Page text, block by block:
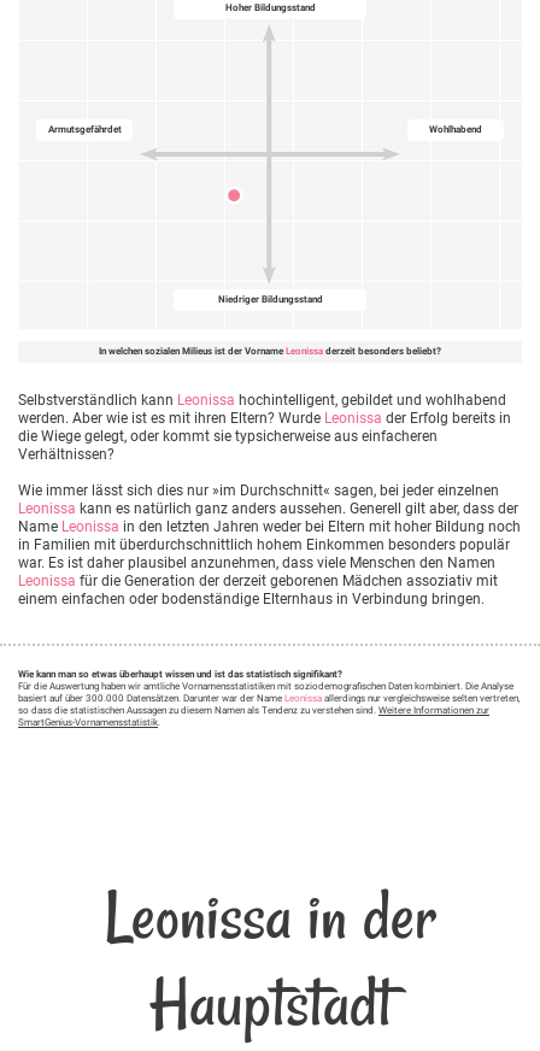
Hoher Bildungsstand
Wohlhabend
Niedriger Bildungsstand
Armutsgefährdet
In welchen sozialen Milieus ist der Vorname Leonissa derzeit besonders beliebt?
Selbstverständlich kann Leonissa hochintelligent, gebildet und wohlhabend
werden. Aber wie ist es mit ihren Eltern? Wurde Leonissa der Erfolg bereits in
die Wiege gelegt, oder kommt sie typsicherweise aus einfacheren
Verhältnissen?
Wie immer lässt sich dies nur »im Durchschnitt« sagen, bei jeder einzelnen
Leonissa kann es natürlich ganz anders aussehen. Generell gilt aber, dass der
Name Leonissa in den letzten Jahren weder bei Eltern mit hoher Bildung noch
in Familien mit überdurchschnittlich hohem Einkommen besonders populär
war. Es ist daher plausibel anzunehmen, dass viele Menschen den Namen
Leonissa für die Generation der derzeit geborenen Mädchen assoziativ mit
einem einfachen oder bodenständige Elternhaus in Verbindung bringen.
Wie kann man so etwas überhaupt wissen und ist das statistisch signifikant?
Für die Auswertung haben wir amtliche Vornamensstatistiken mit soziodemografischen Daten kombiniert. Die Analyse
basiert auf über 300.000 Datensätzen. Darunter war der Name Leonissa allerdings nur vergleichsweise selten vertreten,
so dass die statistischen Aussagen zu diesem Namen als Tendenz zu verstehen sind. Weitere Informationen zur
SmartGenius-Vornamensstatistik.
Leonissa in der
Hauptstadt